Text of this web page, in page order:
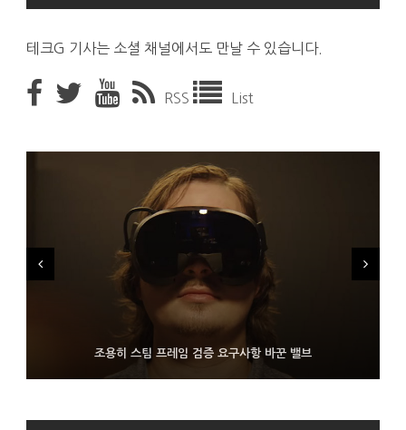
테크G 기사는 소셜 채널에서도 만날 수 있습니다.
RSS List
조용히 스팀 프레임 검증 요구사항 바꾼 밸브
9월 4일부터 서비스 접는 안드로이드 장치용 구글 어시스턴트
FMS 2026서 차세대 3D 메모리 ZHBM·ZNAND-O 모형 처음 선
보인 삼성전자